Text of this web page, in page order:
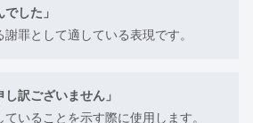
した」
罪として適している表現です。
し訳ございません」
いることを示す際に使用します。